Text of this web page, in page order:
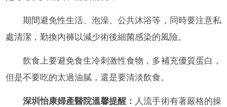
期間避免性生活、泡澡、公共沐浴等，同時要注意私
處清潔，勤換內褲以減少術後細菌感染的風險。
飲食上要避免食生冷刺激性食物，多補充優質蛋白，
但是不要吃的太過油膩，還是要清淡飲食。
深圳怡康婦產醫院溫馨提醒： 人流手術有著嚴格的操